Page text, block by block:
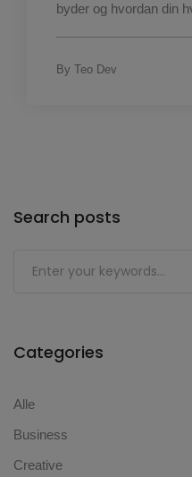
byder og hvordan din
By Teo Dev
Search posts
Categories
Alle
Business
Creative